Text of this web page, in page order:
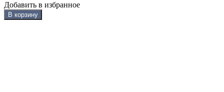
Добавить в избранное
В корзину